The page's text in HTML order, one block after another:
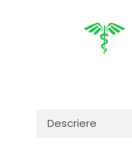
Descriere